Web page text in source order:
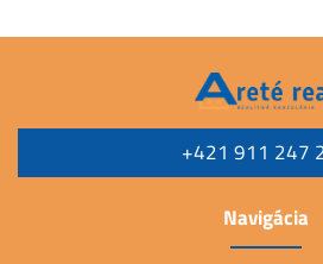
+421 911 247
Navigácia